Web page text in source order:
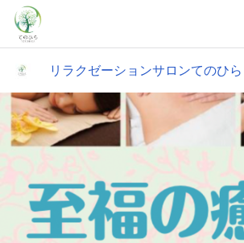
リラクゼーションサロンてのひら